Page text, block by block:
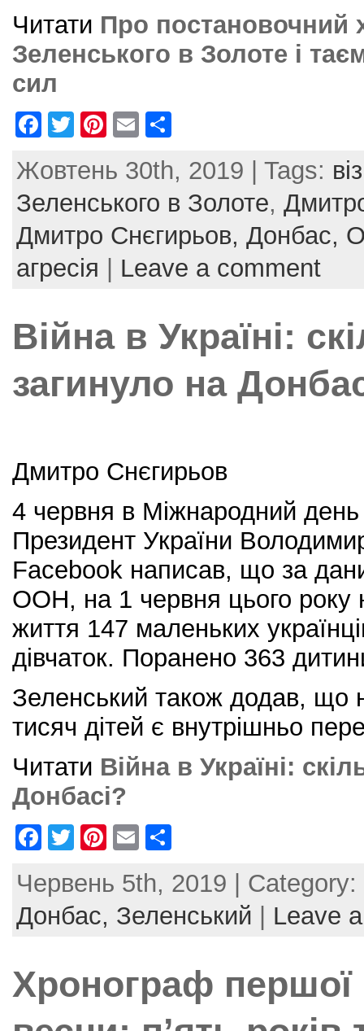
Читати Про постановочний
Зеленського в Золоте і
сил
F
c
e
b
o
T
itt
er
Pi
er
e
st
E
ai
l
ar
e
Жовтень 30th, 2019 | Tags:
Зеленського в Золоте,
Дмитро Снєгирьов, Донбас,
агресія
Leave a comment
Війна в Україні:
загинуло на
Дмитро Снєгирьов
4 червня в Міжнародний день
Президент України
Facebook написав, що за
ООН, на 1 червня цього року
життя 147 маленьких
дівчаток. Поранено 363
Зеленський також додав, що
тисяч дітей є внутрішньо
Читати Війна в Україні:
Донбасі?
F
c
e
o
k
T
itt
er
Pi
er
e
E
ai
l
ar
e
Червень 5th, 2019 | Category:
Донбас, Зеленський Leave
Хронограф першої